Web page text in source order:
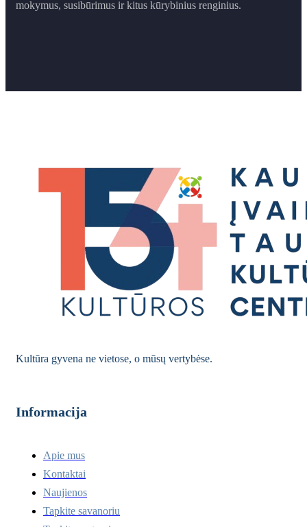
mokymus, susibūrimus ir ​kitus kūrybinius renginius.
Kultūra gyvena ne vietose, o mūsų vertybėse.
Informacija
Apie mus
Kontaktai
Naujienos
Tapkite savanoriu